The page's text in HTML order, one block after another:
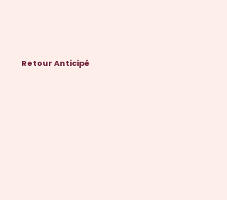
Retour Anticipé